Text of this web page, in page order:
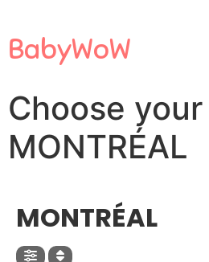
BabyWoW
Choose
MONTRÉAL
MONTRÉAL